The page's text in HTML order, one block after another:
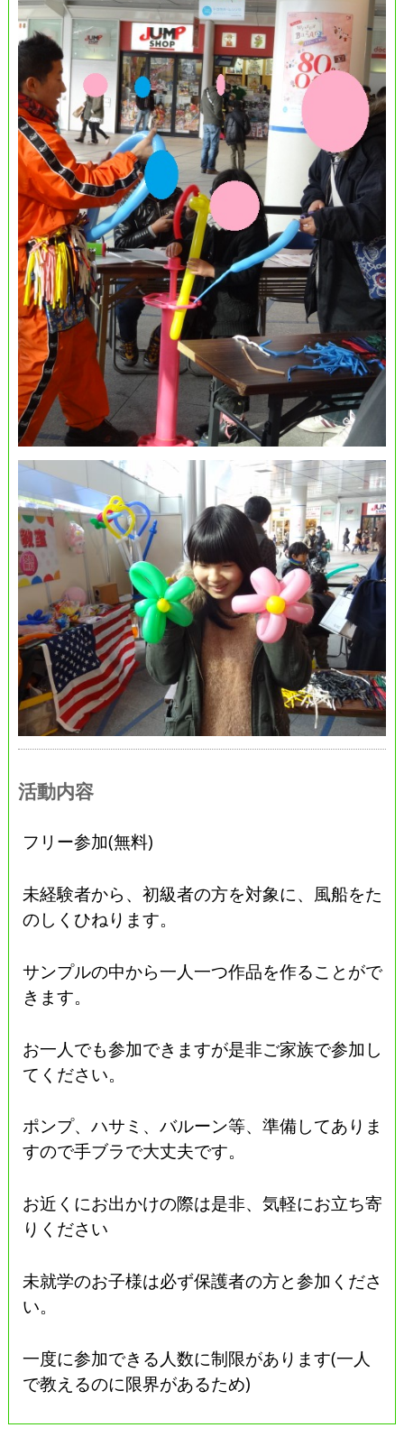
活動内容
フリー参加(無料)
未経験者から、初級者の方を対象に、風船をた
のしくひねります。
サンプルの中から一人一つ作品を作ることがで
きます。
お一人でも参加できますが是非ご家族で参加し
てください。
ポンプ、ハサミ、バルーン等、準備してありま
すので手ブラで大丈夫です。
お近くにお出かけの際は是非、気軽にお立ち寄
りください
未就学のお子様は必ず保護者の方と参加くださ
い。
一度に参加できる人数に制限があります(一人
で教えるのに限界があるため)